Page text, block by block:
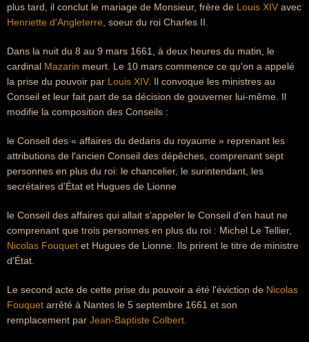
plus tard, il conclut le mariage de Monsieur, frère de Louis XIV avec
Henriette d'Angleterre , soeur du roi Charles II.
Dans la nuit du 8 au 9 mars 1661, à deux heures du matin, le
cardinal Mazarin meurt. Le 10 mars commence ce qu'on a appelé
la prise du pouvoir par Louis XIV. Il convoque les ministres au
Conseil et leur fait part de sa décision de gouverner lui-même. Il
modifie la composition des Conseils :
le Conseil des « affaires du dedans du royaume » reprenant les
attributions de l'ancien Conseil des dépêches, comprenant sept
personnes en plus du roi: le chancelier, le surintendant, les
secrétaires d'État et Hugues de Lionne
le Conseil des affaires qui allait s'appeler le Conseil d'en haut ne
comprenant que trois personnes en plus du roi : Michel Le Tellier,
Nicolas Fouquet et Hugues de Lionne. Ils prirent le titre de ministre
d'État.
Le second acte de cette prise du pouvoir a été l'éviction de Nicolas
Fouquet arrêté à Nantes le 5 septembre 1661 et son
remplacement par Jean-Baptiste Colbert